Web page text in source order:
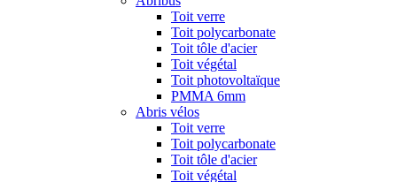
Toit verre
Toit polycarbonate
Toit tôle d'acier
Toit végétal
Toit photovoltaïque
PMMA 6mm
Abris vélos
Toit verre
Toit polycarbonate
Toit tôle d'acier
Toit végétal